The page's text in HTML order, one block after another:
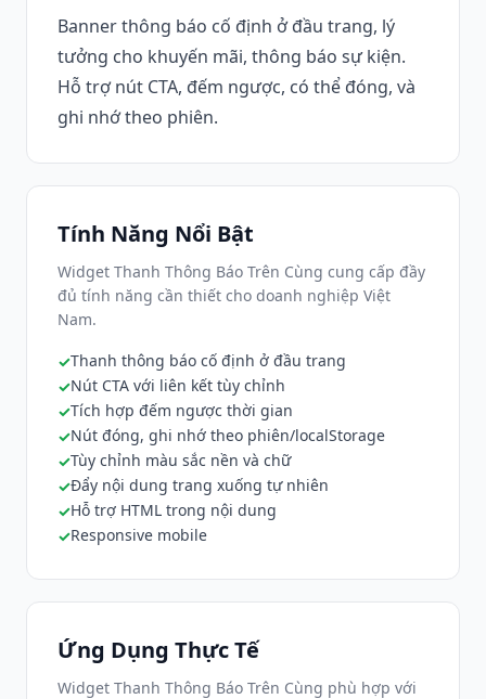
Banner thông báo cố định ở đầu trang, lý
tưởng cho khuyến mãi, thông báo sự kiện.
Hỗ trợ nút CTA, đếm ngược, có thể đóng, và
ghi nhớ theo phiên.
Tính Năng Nổi Bật
Widget Thanh Thông Báo Trên Cùng cung cấp đầy
đủ tính năng cần thiết cho doanh nghiệp Việt
Nam.
Thanh thông báo cố định ở đầu trang
Nút CTA với liên kết tùy chỉnh
Tích hợp đếm ngược thời gian
Nút đóng, ghi nhớ theo phiên/localStorage
Tùy chỉnh màu sắc nền và chữ
Đẩy nội dung trang xuống tự nhiên
Hỗ trợ HTML trong nội dung
Responsive mobile
Ứng Dụng Thực Tế
Widget Thanh Thông Báo Trên Cùng phù hợp với